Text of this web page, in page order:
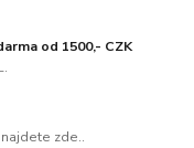
od 1500,- CZK
zde..